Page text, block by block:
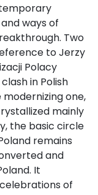
ways of
Two
to Jerzy
Polacy
in Polish
one,
mainly
the basic circle
remains
and
It
of